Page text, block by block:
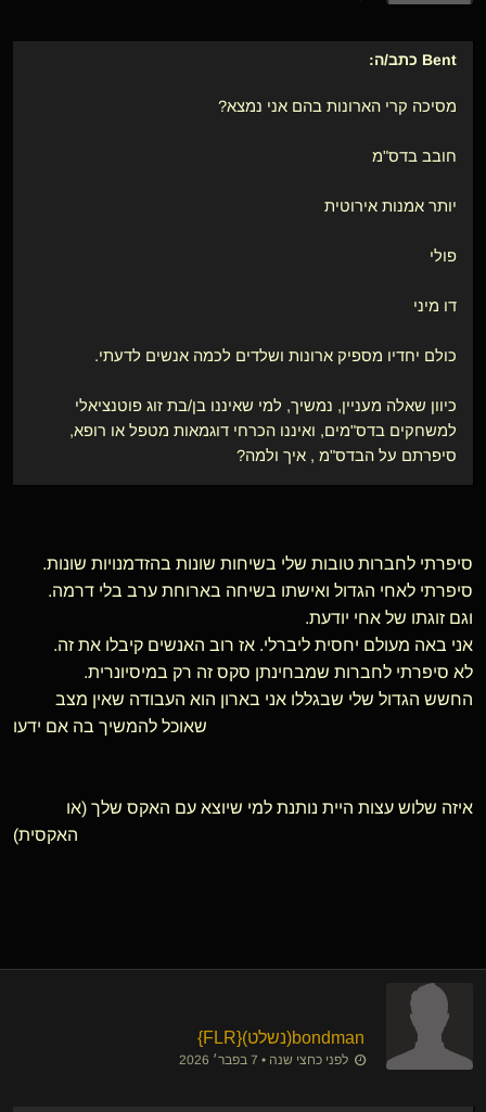
Bent כתב/ה:
מסיכה קרי הארונות בהם אני נמצא?
חובב בדס"מ
יותר אמנות אירוטית
פולי
דו מיני
כולם יחדיו מספיק ארונות ושלדים לכמה אנשים לדעתי.
כיוון שאלה מעניין, נמשיך, למי שאיננו בן/בת זוג פוטנציאלי
למשחקים בדס"מים, ואיננו הכרחי דוגמאות מטפל או רופא,
סיפרתם על הבדס"מ , איך ולמה?
סיפרתי לחברות טובות שלי בשיחות שונות בהזדמנויות שונות.
סיפרתי לאחי הגדול ואישתו בשיחה בארוחת ערב בלי דרמה.
וגם זוגתו של אחי יודעת.
אני באה מעולם יחסית ליברלי. אז רוב האנשים קיבלו את זה.
לא סיפרתי לחברות שמבחינתן סקס זה רק במיסיונרית.
החשש הגדול שלי שבגללו אני בארון הוא העבודה שאין מצב
שאוכל להמשיך בה אם ידעו
איזה שלוש עצות היית נותנת למי שיוצא עם האקס שלך (או
האקסית)
bondman​(נשלט) ​{
FLR
}
לפני כחצי שנה • 7 בפבר׳ 2026